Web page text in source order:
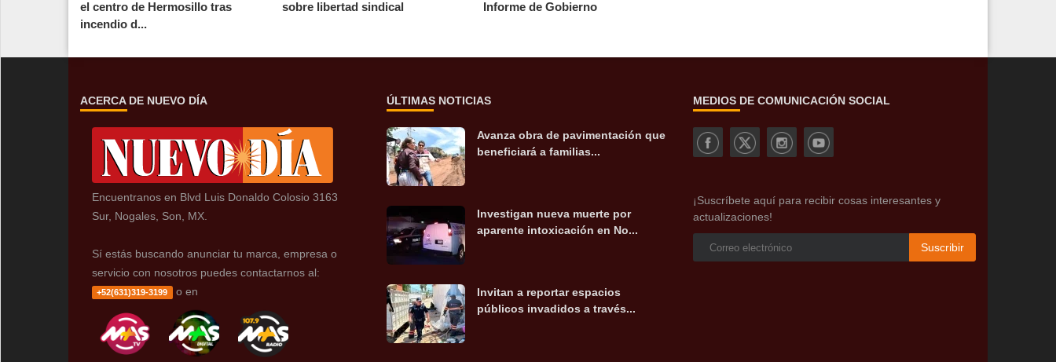
el centro de Hermosillo tras
incendio d...
sobre libertad sindical
Informe de Gobierno
ACERCA DE NUEVO DÍA
Encuentranos en Blvd Luis Donaldo Colosio 3163
Sur, Nogales, Son, MX.
Sí estás buscando anunciar tu marca, empresa o
servicio con nosotros puedes contactarnos al:
+52(631)319-3199 o en
ÚLTIMAS NOTICIAS
Avanza obra de pavimentación que
beneficiará a familias...
Investigan nueva muerte por
aparente intoxicación en No...
Invitan a reportar espacios
públicos invadidos a través...
MEDIOS DE COMUNICACIÓN SOCIAL
¡Suscríbete aquí para recibir cosas interesantes y
actualizaciones!
Suscribir